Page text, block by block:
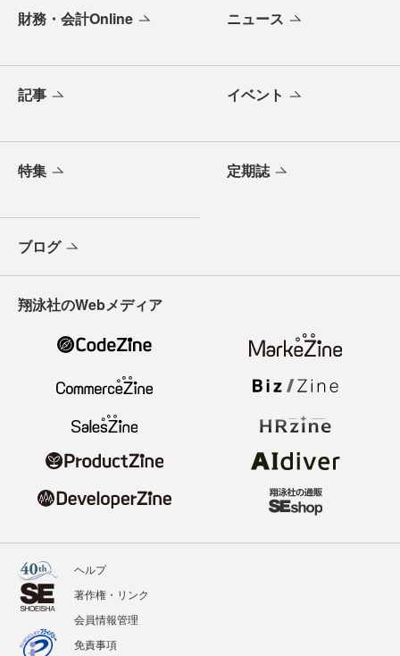
財務・会計Online ニュース
記事 イベント
特集 定期誌
ブログ
翔泳社のWebメディア
ヘルプ
著作権・リンク
会員情報管理
免責事項